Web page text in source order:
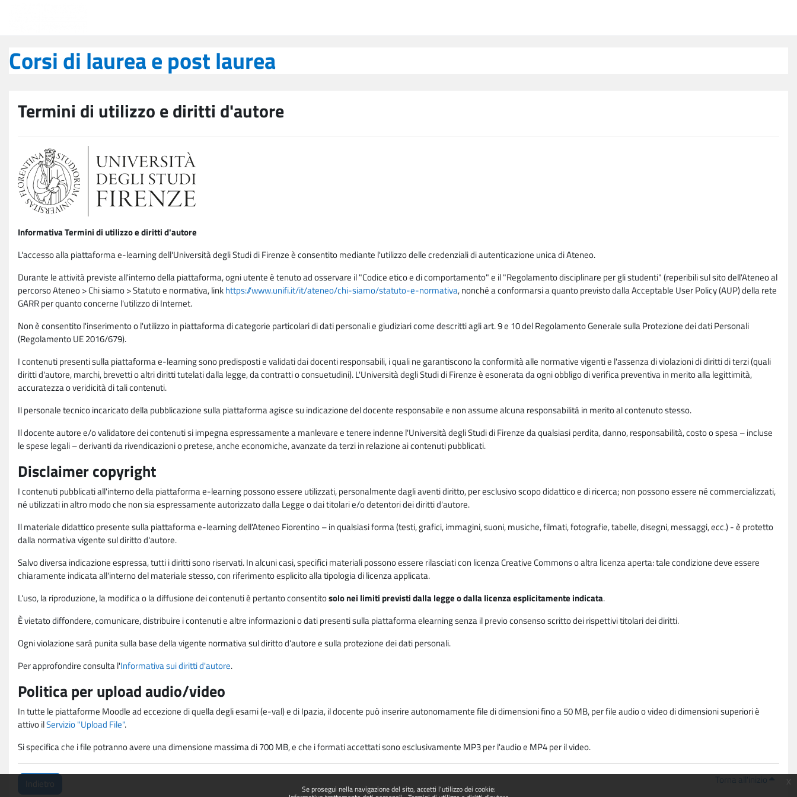
Se prosegui nella navigazione del sito, accetti l'utilizzo dei cookie:
Corsi di laurea e post laurea
Termini di utilizzo e diritti d'autore
Informativa Termini di utilizzo e diritti d'autore
L'accesso alla piattaforma e-learning dell'Università degli Studi di Firenze è consentito mediante l'utilizzo delle credenziali di autenticazione unica di Ateneo.
Durante le attività previste all'interno della piattaforma, ogni utente è tenuto ad osservare il "Codice etico e di comportamento" e il "Regolamento disciplinare per gli studenti" (reperibili sul sito dell'Ateneo al
percorso Ateneo > Chi siamo > Statuto e normativa, linkhttps://www.unifi.it/it/ateneo/chi-siamo/statuto-e-normativa, nonché a conformarsi a quanto previsto dalla Acceptable User Policy (AUP) della rete
GARR per quanto concerne l'utilizzo di Internet.
Non è consentito l'inserimento o l'utilizzo in piattaforma di categorie particolari di dati personali e giudiziari come descritti agli art. 9 e 10 del Regolamento Generale sulla Protezione dei dati Personali
(Regolamento UE 2016/679).
I contenuti presenti sulla piattaforma e-learning sono predisposti e validati dai docenti responsabili, i quali ne garantiscono la conformità alle normative vigenti e l'assenza di violazioni di diritti di terzi (quali
diritti d'autore, marchi, brevetti o altri diritti tutelati dalla legge, da contratti o consuetudini). L'Università degli Studi di Firenze è esonerata da ogni obbligo di verifica preventiva in merito alla legittimità,
accuratezza o veridicità di tali contenuti.
Il personale tecnico incaricato della pubblicazione sulla piattaforma agisce su indicazione del docente responsabile e non assume alcuna responsabilità in merito al contenuto stesso.
Il docente autore e/o validatore dei contenuti si impegna espressamente a manlevare e tenere indenne l'Università degli Studi di Firenze da qualsiasi perdita, danno, responsabilità, costo o spesa – incluse
le spese legali – derivanti da rivendicazioni o pretese, anche economiche, avanzate da terzi in relazione ai contenuti pubblicati.
Disclaimer copyright
I contenuti pubblicati all'interno della piattaforma e-learning possono essere utilizzati, personalmente dagli aventi diritto, per esclusivo scopo didattico e di ricerca; non possono essere né commercializzati,
né utilizzati in altro modo che non sia espressamente autorizzato dalla Legge o dai titolari e/o detentori dei diritti d'autore.
Il materiale didattico presente sulla piattaforma e-learning dell'Ateneo Fiorentino – in qualsiasi forma (testi, grafici, immagini, suoni, musiche, filmati, fotografie, tabelle, disegni, messaggi, ecc.) - è protetto
dalla normativa vigente sul diritto d'autore.
Salvo diversa indicazione espressa, tutti i diritti sono riservati. In alcuni casi, specifici materiali possono essere rilasciati con licenza Creative Commons o altra licenza aperta: tale condizione deve essere
chiaramente indicata all'interno del materiale stesso, con riferimento esplicito alla tipologia di licenza applicata.
L'uso, la riproduzione, la modifica o la diffusione dei contenuti è pertanto consentitosolo nei limiti previsti dalla legge o dalla licenza esplicitamente indicata.
È vietato diffondere, comunicare, distribuire i contenuti e altre informazioni o dati presenti sulla piattaforma elearning senza il previo consenso scritto dei rispettivi titolari dei diritti.
Ogni violazione sarà punita sulla base della vigente normativa sul diritto d'autore e sulla protezione dei dati personali.
Per approfondire consulta l'Informativa sui diritti d'autore.
Politica per upload audio/video
In tutte le piattaforme Moodle ad eccezione di quella degli esami (e-val) e di Ipazia, il docente può inserire autonomamente file di dimensioni fino a 50 MB, per file audio o video di dimensioni superiori è
attivo ilServizio "Upload File".
Si specifica che i file potranno avere una dimensione massima di 700 MB, e che i formati accettati sono esclusivamente MP3 per l'audio e MP4 per il video.
Indietro Torna all'inizio